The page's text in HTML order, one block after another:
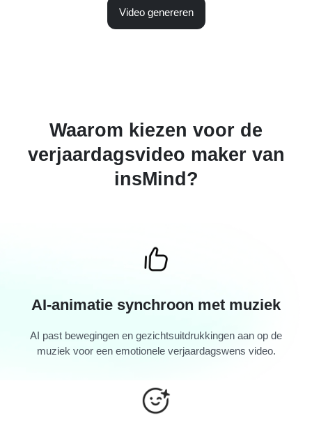
Video genereren
Waarom kiezen voor de
verjaardagsvideo maker van
insMind?
AI-animatie synchroon met muziek
AI past bewegingen en gezichtsuitdrukkingen aan op de
muziek voor een emotionele verjaardagswens video.